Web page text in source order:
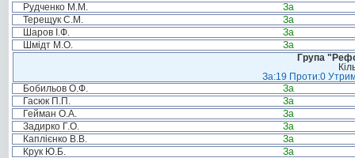
Рудченко М.М.
За
Терещук С.М.
За
Шаров І.Ф.
За
Шмідт М.О.
За
Група
За:19 Проти:0
Бобильов О.Ф.
За
Гасюк П.П.
За
Гейман О.А.
За
Задирко Г.О.
За
Каплієнко В.В.
За
Крук Ю.Б.
За